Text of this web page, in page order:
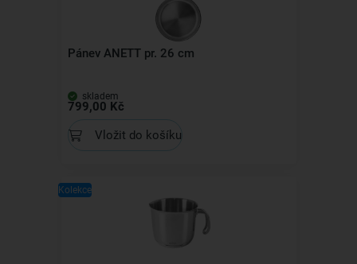
Pánev ANETT pr. 26 cm
skladem
799,00 Kč
Vložit do košíku
Kolekce